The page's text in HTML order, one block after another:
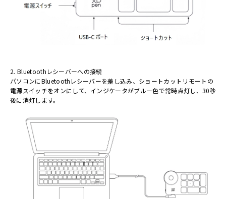
2. Bluetoothレシーバーへの接続
パソコンにBluetoothレシーバーを差し込み、ショートカットリモートの
電源スイッチをオンにして、インジケータがブルー色で常時点灯し、30秒
後に消灯します。